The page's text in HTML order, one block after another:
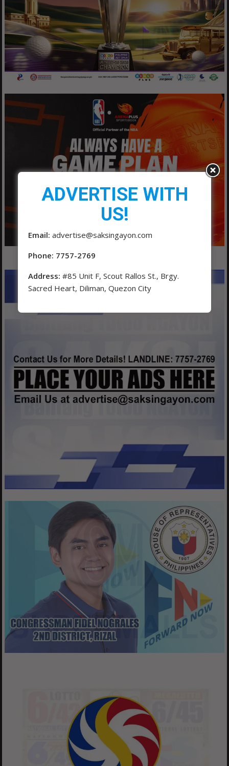
ADVERTISE WITH
US!
Email: advertise@saksingayon.com
Phone: 7757-2769
Address: #85 Unit F, Scout Rallos St., Brgy.
Sacred Heart, Diliman, Quezon City